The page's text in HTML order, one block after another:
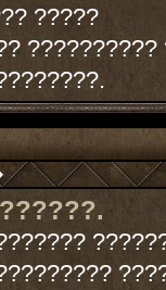
?????
??????????